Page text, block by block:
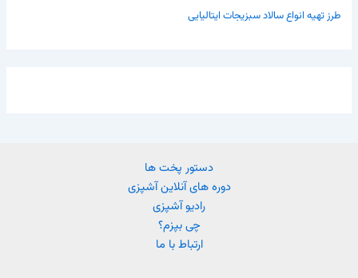
طرز تهیه انواع سالاد سبزیجات ایتالیایی
دستور پخت ها
دوره های آنلاین آشپزی
رادیو آشپزی
چی بپزم؟
ارتباط با ما